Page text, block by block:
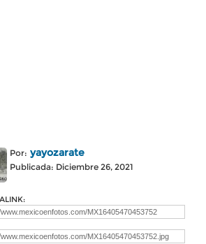
Por: yayozarate
Publicada: Diciembre 26, 2021